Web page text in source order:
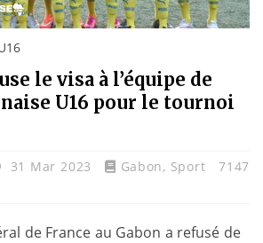
le visa à l’équipe de
U16 pour le tournoi
31 Mar 2023 Gabon, Sport
7147
de France au Gabon a refusé de